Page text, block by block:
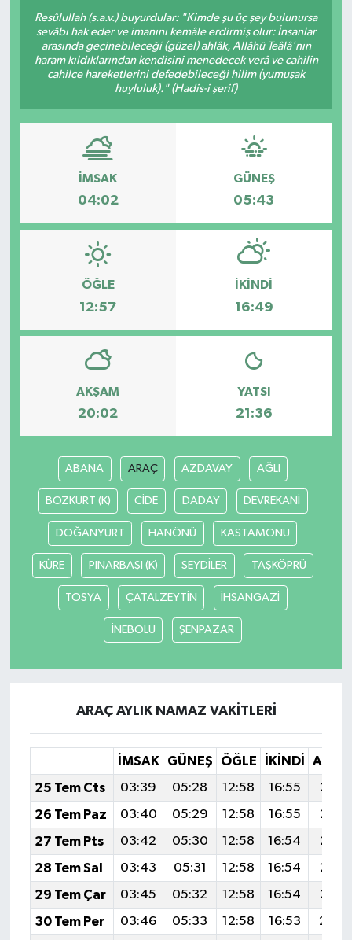
Resûlullah (s.a.v.) buyurdular: "Kimde şu üç şey bulunursa
sevâbı hak eder ve imanını kemâle erdirmiş olur: İnsanlar
arasında geçinebileceği (güzel) ahlâk, Allâhü Teâlâ'nın
haram kıldıklarından kendisini menedecek verâ ve cahilin
cahilce hareketlerini defedebileceği hilim (yumuşak
huyluluk)." (Hadis-i şerif)
İMSAK
04:02
GÜNEŞ
05:43
ÖĞLE
12:57
İKINDI
16:49
AKŞAM
20:02
YATSI
21:36
ABANA ARAÇ AZDAVAY AĞLI
BOZKURT (K) CİDE DADAY DEVREKANİ
DOĞANYURT HANÖNÜ KASTAMONU
KÜRE PINARBAŞI (K) SEYDİLER TAŞKÖPRÜ
TOSYA ÇATALZEYTİN İHSANGAZİ
İNEBOLU ŞENPAZAR
ARAÇ AYLIK NAMAZ VAKITLERI
İMSAK GÜNEŞ ÖĞLE İKINDI
25 Tem Cts
03:39 05:28 12:58 16:55
20:18
26 Tem Paz
03:40 05:29 12:58 16:55
20:17
27 Tem Pts
03:42 05:30 12:58 16:54
20:17
28 Tem Sal
03:43 05:31 12:58 16:54
20:16
29 Tem Çar
03:45 05:32 12:58 16:54
20:15
30 Tem Per
03:46 05:33 12:58 16:53